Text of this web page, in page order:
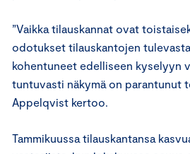
”Vaikka tilauskannat ovat
odotukset tilauskantojen
kohentuneet edelliseen kyselyyn
tuntuvasti näkymä on parantunut
Appelqvist kertoo.
Tammikuussa tilauskantansa